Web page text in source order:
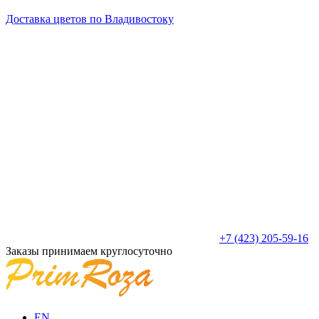
Доставка цветов по Владивостоку
+7 (423) 205-59-16
Заказы принимаем круглосуточно